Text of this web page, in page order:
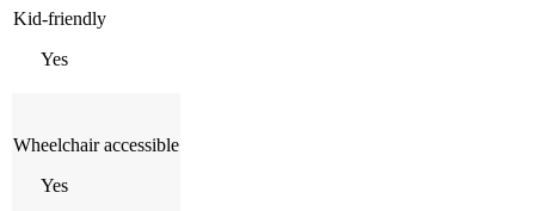
Kid-friendly
Yes
Wheelchair accessible
Yes